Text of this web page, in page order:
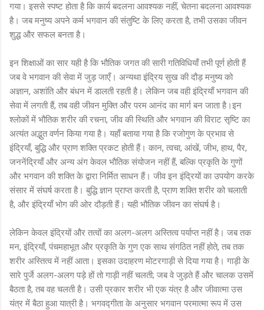
गया। इससे स्पष्ट होता है कि कार्य बदलना आवश्यक नहीं, चेतना बदलना आवश्यक
है। जब मनुष्य अपने कर्म भगवान की संतुष्टि के लिए करता है, तभी उसका जीवन
शुद्ध और सफल बनता है।
इन शिक्षाओं का सार यही है कि भौतिक जगत की सारी गतिविधियाँ तभी पूर्ण होती हैं
जब वे भगवान की सेवा में जुड़ जाएँ। अन्यथा इंद्रिय सुख की दौड़ मनुष्य को
अज्ञान, अशांति और बंधन में डालती रहती है। लेकिन जब वही इंद्रियाँ भगवान की
सेवा में लगती हैं, तब वही जीवन मुक्ति और परम आनंद का मार्ग बन जाता है।इन
श्लोकों में भौतिक शरीर की रचना, जीव की स्थिति और भगवान की विराट सृष्टि का
अत्यंत अद्भुत वर्णन किया गया है। यहाँ बताया गया है कि रजोगुण के प्रभाव से
इंद्रियाँ, बुद्धि और प्राण शक्ति प्रकट होती हैं। कान, त्वचा, आंखें, जीभ, हाथ, पैर,
जननेंद्रियाँ और अन्य अंग केवल भौतिक संयोजन नहीं हैं, बल्कि प्रकृति के गुणों
और भगवान की शक्ति के द्वारा निर्मित साधन हैं। जीव इन इंद्रियों का उपयोग करके
संसार में संघर्ष करता है। बुद्धि ज्ञान प्राप्त करती है, प्राण शक्ति शरीर को चलाती
है, और इंद्रियाँ भोग की ओर दौड़ती हैं। यही भौतिक जीवन का संघर्ष है।
लेकिन केवल इंद्रियों और तत्वों का अलग-अलग अस्तित्व पर्याप्त नहीं है। जब तक
मन, इंद्रियाँ, पंचमहाभूत और प्रकृति के गुण एक साथ संगठित नहीं होते, तब तक
शरीर अस्तित्व में नहीं आता। इसका उदाहरण मोटरगाड़ी से दिया गया है। गाड़ी के
सारे पुर्जे अलग-अलग पड़े हों तो गाड़ी नहीं चलती; जब वे जुड़ते हैं और चालक उसमें
बैठता है, तब वह चलती है। उसी प्रकार शरीर भी एक यंत्र है और जीवात्मा उस
यंत्र में बैठा हुआ यात्री है। भगवद्गीता के अनुसार भगवान परमात्मा रूप में उस